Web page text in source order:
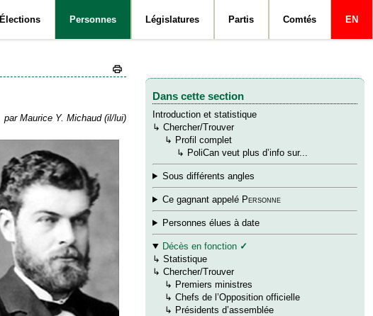
Élections Personnes Législatures Partis Comtés EN
par Maurice Y. Michaud (il/lui)
Dans cette section
Introduction et statistique
↳ Chercher/Trouver
↳ Profil complet
↳ PoliCan veut plus d’info sur...
Sous différents angles
Ce gagnant appelé Personne
Personnes élues à date
Décès en fonction ✓
↳ Statistique
↳ Chercher/Trouver
↳ Premiers ministres
↳ Chefs de l’Opposition officielle
↳ Présidents d’assemblée